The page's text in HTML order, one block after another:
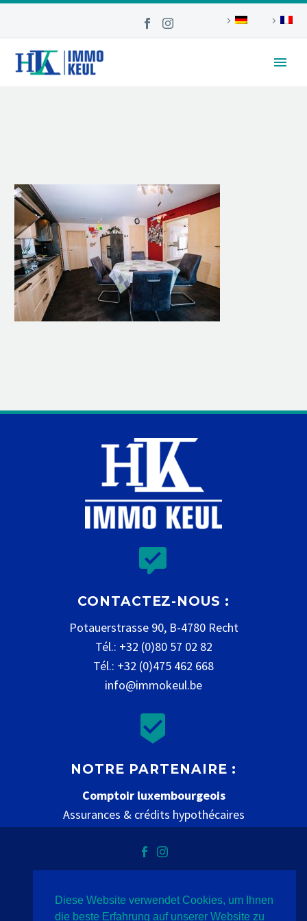


CONTACTEZ-NOUS :
Potauerstrasse 90, B-4780 Recht
Tél.: +32 (0)80 57 02 82
Tél.: +32 (0)475 462 668
info@immokeul.be


NOTRE PARTENAIRE :
Comptoir luxembourgeois
Assurances & crédits hypothécaires
Datenschutz Impressum Kontakt
Diese Website verwendet Cookies, um Ihnen
die beste Erfahrung auf unserer Website zu